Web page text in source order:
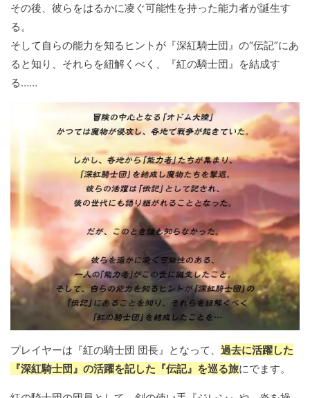
その後、彼らをはるかに凌ぐ可能性を持った能力者が誕生す
る。
そして自らの能力を知るヒントが『深紅騎士団』の“伝記”にあ
ると知り、それらを紐解くべく、『紅の騎士団』を結成す
る……
プレイヤーは『紅の騎士団 団長』となって、 過去に活躍した
『深紅騎士団』の活躍を記した『伝記』を巡る旅にでます。